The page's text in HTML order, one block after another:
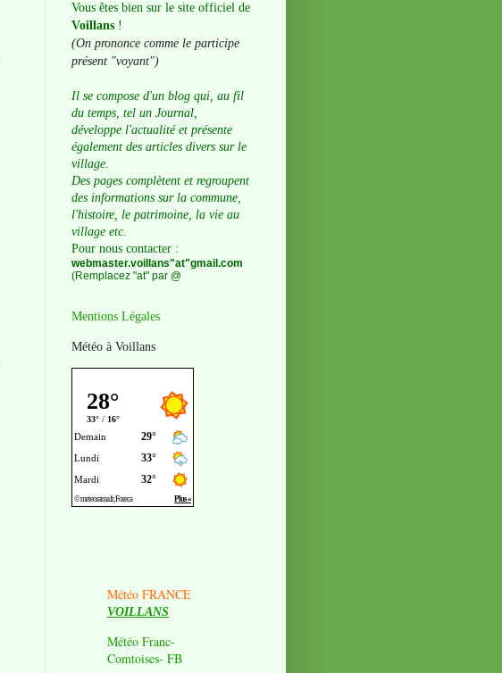
Vous êtes bien sur le site officiel de
Voillans !
(On prononce comme le participe
présent "voyant")
Il se compose d'un blog qui, au fil
du temps, tel un Journal,
développe l'actualité et présente
également des articles divers sur le
village.
Des pages complètent et regroupent
des informations sur la commune,
l'histoire, le patrimoine, la vie au
village etc.
Pour nous contacter :
webmaster.voillans"at"gmail.com
(Remplacez "at" par @
Mentions Légales
Météo à Voillans
Météo FRANCE
VOILLANS
Météo Franc-
Comtoises- FB